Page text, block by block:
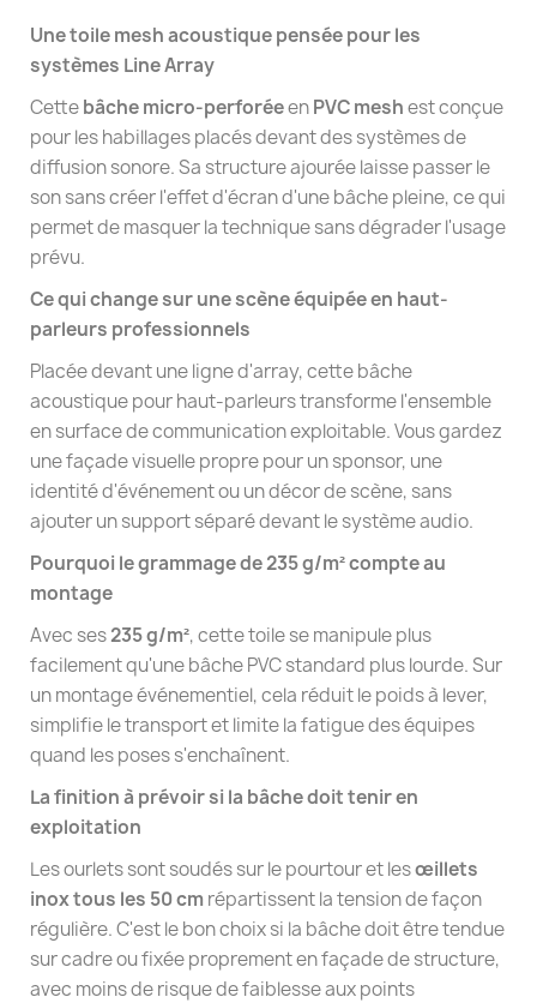
Une toile mesh acoustique pensée pour les
systèmes Line Array
Cettebâche micro-perforéeenPVC meshest conçue
pour les habillages placés devant des systèmes de
diffusion sonore. Sa structure ajourée laisse passer le
son sans créer l'effet d'écran d'une bâche pleine, ce qui
permet de masquer la technique sans dégrader l'usage
prévu.
Ce qui change sur une scène équipée en haut-
parleurs professionnels
Placée devant une ligne d'array, cette bâche
acoustique pour haut-parleurs transforme l'ensemble
en surface de communication exploitable. Vous gardez
une façade visuelle propre pour un sponsor, une
identité d'événement ou un décor de scène, sans
ajouter un support séparé devant le système audio.
Pourquoi le grammage de 235 g/m² compte au
montage
Avec ses235 g/m², cette toile se manipule plus
facilement qu'une bâche PVC standard plus lourde. Sur
un montage événementiel, cela réduit le poids à lever,
simplifie le transport et limite la fatigue des équipes
quand les poses s'enchaînent.
La finition à prévoir si la bâche doit tenir en
exploitation
Les ourlets sont soudés sur le pourtour et lesœillets
inox tous les 50 cm répartissent la tension de façon
régulière. C'est le bon choix si la bâche doit être tendue
sur cadre ou fixée proprement en façade de structure,
avec moins de risque de faiblesse aux points